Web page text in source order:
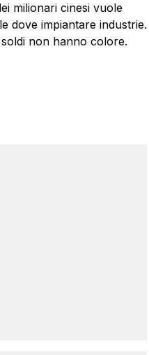
milionari cinesi vuole
dove impiantare industrie.
non hanno colore.